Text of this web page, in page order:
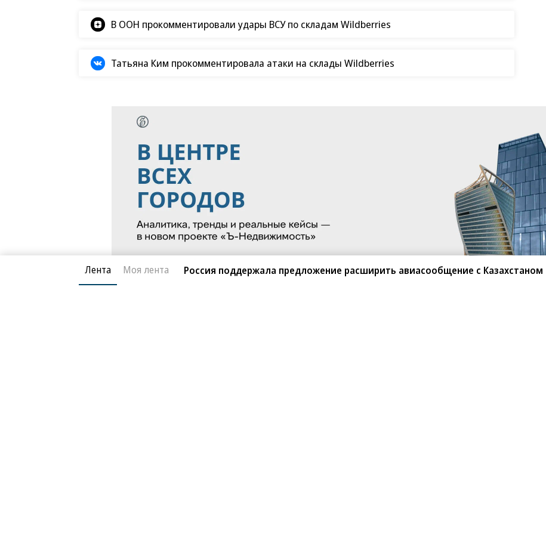
В ООН прокомментировали удары ВСУ по складам Wildberries
Татьяна Ким прокомментировала атаки на склады Wildberries
Лента Моя лента Россия поддержала предложение расширить авиасообщение с Казахстаном